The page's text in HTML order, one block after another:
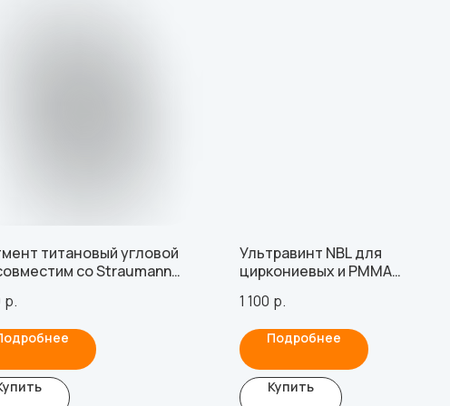
титановый угловой
со Straumann
р.
Ультравинт NBL для
циркониевых и РММА
титановых оснований M1.4 для
MUA УЛЬТРАСТОМ
1 100 р.
Подробнее
Купить